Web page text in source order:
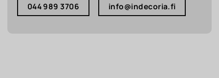
044 989 3706 info@indecoria.fi